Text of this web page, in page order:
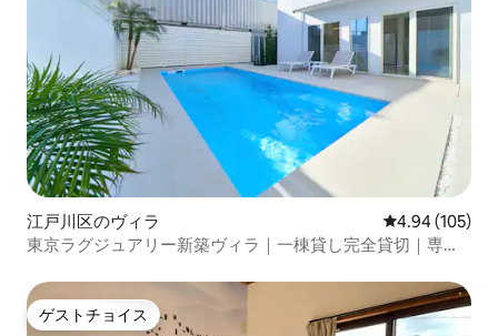
江戸川区のヴィラ レビュー105
4.94 (105)
東京ラグジュアリー新築ヴィラ｜一棟貸し完全貸切｜専用
ゲストチョイス
ゲストチョイス